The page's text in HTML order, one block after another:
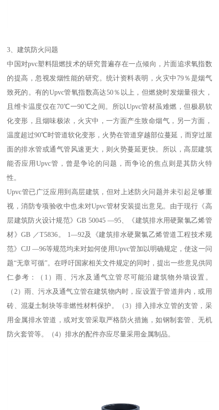
3、建筑防火问题
中国对pvc塑料阻燃技术的研究普遍存在一点倾向，片面追求氧指数
的提高，忽视发烟性能的研究。统计资料表明，火灾中79％是烟气
致死的。有的Upvc管氧指数高达50％以上，但燃烧时发烟量很大，
且维卡温度仅在70℃一90℃之间。所以Upvc管材虽难燃，但极易软
化变形，且烟味极浓，火灾中，一方面产生致命烟气，另一方面，
温度超过90℃时管道软化变形，火势在管道穿越部位蔓延，而穿过屋
面的排水管或通气管风速更大，则火势蔓延更快。所以，高层建筑
能否应用Upvc管，曾是争论的问题，而争论的焦点则是其防火特
性。
Upvc管已广泛应用到高层建筑，但对上述防火问题并未引起足够重
视，消防专项验收中也未对Upvc管材安装提出意见。由于现行《高
层建筑防火设计规范》GB 50045 —95、《建筑排水用硬聚氯乙烯管
材》GB ／T5836。 1—92及《建筑排水硬聚氯乙烯管道工程技术规
范》CJJ —96等规范均未对如何使用Upvc管加以明确规定，使这一问
题“无章可循”。在呼吁国家相关文件规定的同时，提出一些意见供同
仁参考：（1）雨、污水及通气立管尽可能沿建筑物外墙设置。
（2）雨、污水及通气立管在建筑物内时，应设置于管道井内，或用
砖、混凝土制块等非燃性材料保护。（3）排入排水立管的支管，采
用金属排水管道，或对支管采取严格防火措施，如钢制套管、无机
防火套管等。（4）排水的配件亦应尽量采用金属制品。